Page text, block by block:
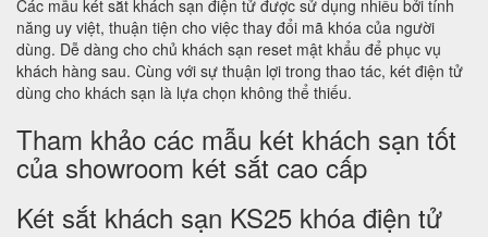
Các mẫu két sắt khách sạn điện tử được sử dụng nhiều bởi tính
năng uy việt, thuận tiện cho việc thay đổi mã khóa của người
dùng. Dễ dàng cho chủ khách sạn reset mật khẩu để phục vụ
khách hàng sau. Cùng với sự thuận lợi trong thao tác, két điện tử
dùng cho khách sạn là lựa chọn không thể thiếu.
Tham khảo các mẫu két khách sạn tốt
của showroom két sắt cao cấp
Két sắt khách sạn KS25 khóa điện tử